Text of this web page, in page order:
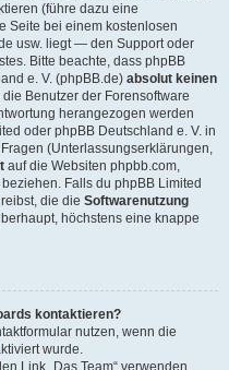
(führe dazu eine
Seite bei einem kostenlosen
usw. liegt — den Support oder
Bitte beachte, dass phpBB
e. V. (phpBB.de) absolut keinen
Benutzer der Forensoftware
herangezogen werden
oder phpBB Deutschland e. V. in
(Unterlassungserklärungen,
auf die Websiten phpbb.com,
Falls du phpBB Limited
die die Softwarenutzung
höchstens eine knappe
kontaktieren?
nutzen, wenn die
wurde.
Link „Das Team“ verwenden.